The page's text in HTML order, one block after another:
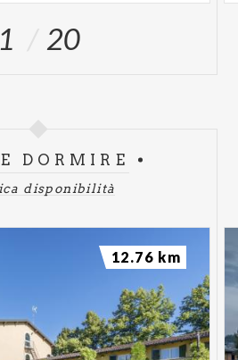
1 20
DORMIRE
disponibilità
12.76 km